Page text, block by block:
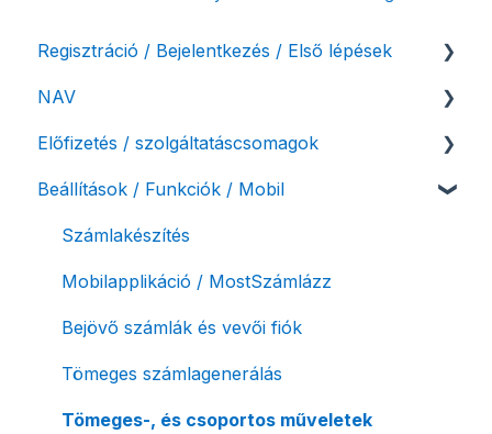
Regisztráció / Bejelentkezés / Első lépések
Felhasználó beállításai
Számlázási fiók kezdő beállításai, első lépések
NAV
NAV online adatszolgáltatás
Adóhatósági ellenőrzés adatszolgáltatás
NAV pénztárgép feladás (PTGSZLAH)
Számlaverzum
Előfizetés / szolgáltatáscsomagok
Szolgáltatáscsomag kiválasztása
Szolgáltatáscsomag módosítása
Fiók / felhasználó törlése
Díjfizetés / díjtartozás / korlátozás
Fizetési módok
Beállítások / Funkciók / Mobil
Számlakészítés
Mobilapplikáció / MostSzámlázz
Bejövő számlák és vevői fiók
Tömeges számlagenerálás
Tömeges-, és csoportos műveletek